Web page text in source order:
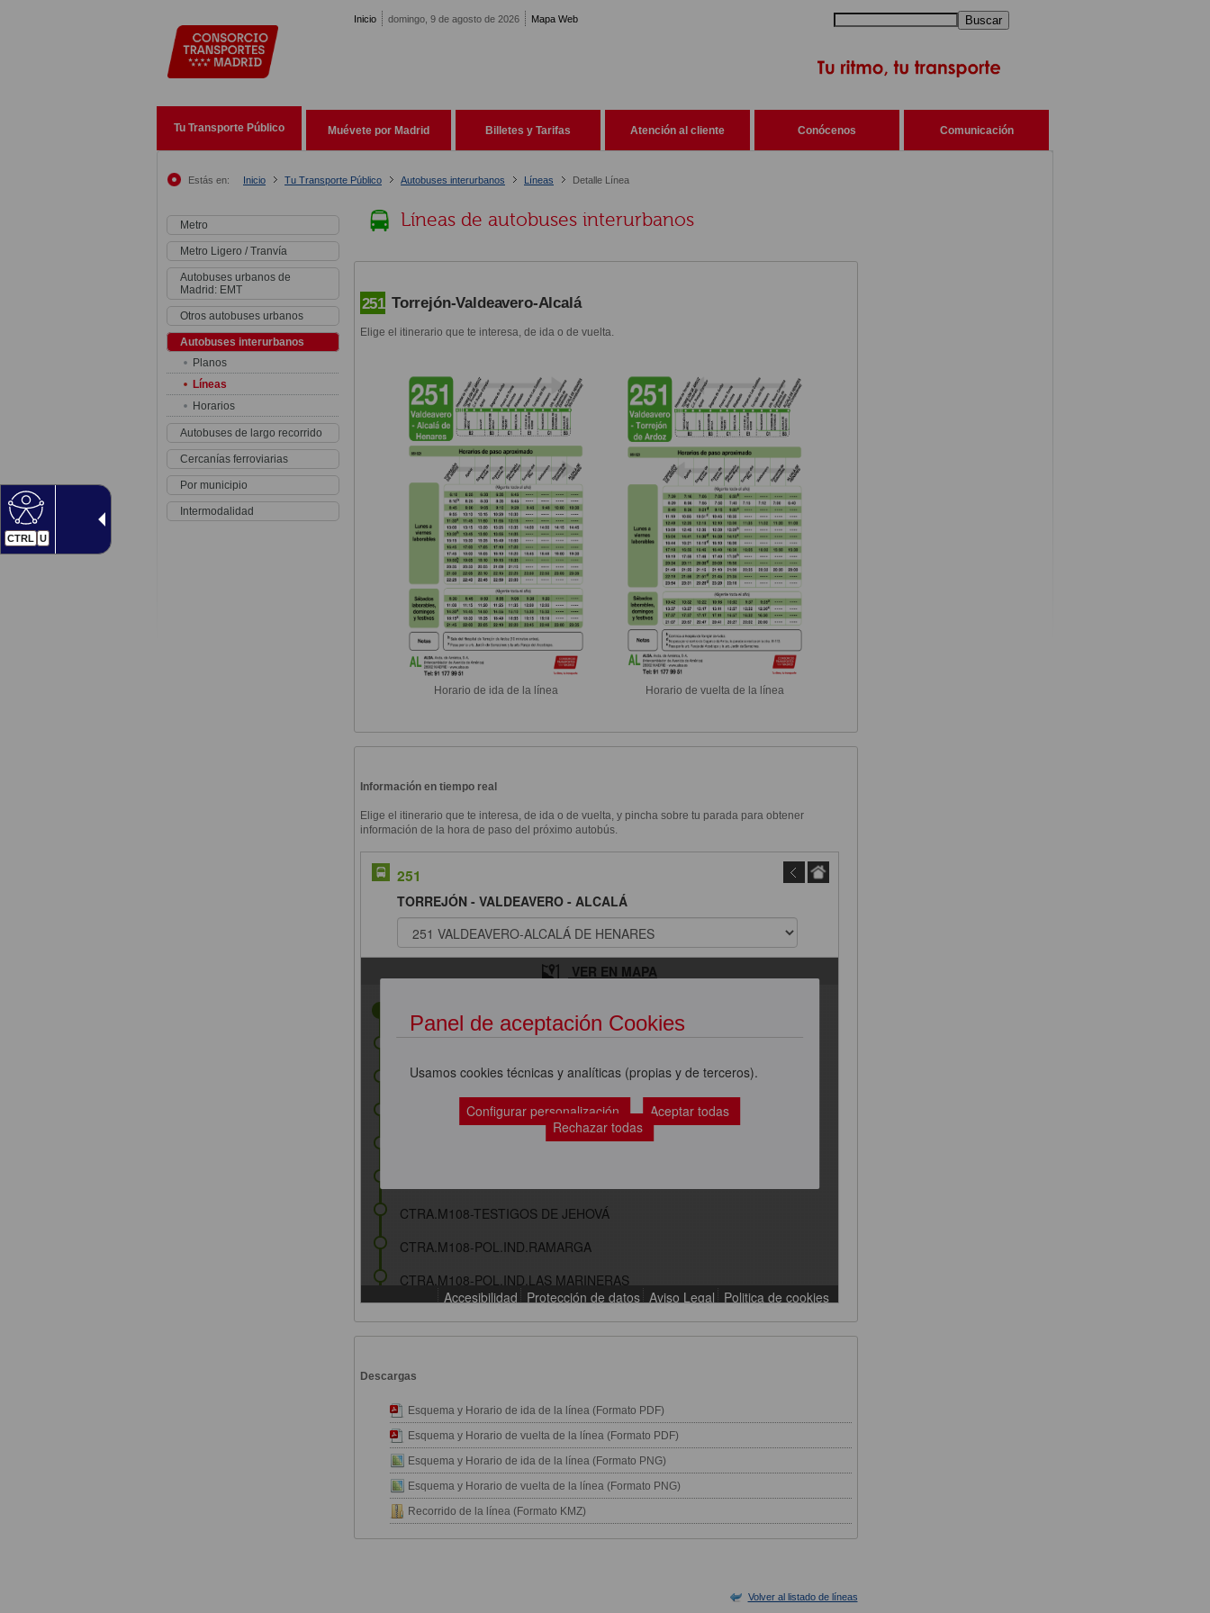
CTRL U
Inicio domingo, 9 de agosto de 2026 Mapa Web Buscar
Tu Transporte Público Muévete por Madrid Billetes y Tarifas Atención al cliente Conócenos Comunicación
Estás en: Inicio Tu Transporte Público Autobuses interurbanos Líneas Detalle Línea
Metro
Metro Ligero / Tranvía
Autobuses urbanos de
Madrid: EMT
Otros autobuses urbanos
Autobuses interurbanos
Planos
Líneas
Horarios
Autobuses de largo recorrido
Cercanías ferroviarias
Por municipio
Intermodalidad
Líneas de autobuses interurbanos
251 Torrejón-Valdeavero-Alcalá
Elige el itinerario que te interesa, de ida o de vuelta.
Horario de ida de la línea Horario de vuelta de la línea
Información en tiempo real
Elige el itinerario que te interesa, de ida o de vuelta, y pincha sobre tu parada para obtener
información de la hora de paso del próximo autobús.
Descargas
Esquema y Horario de ida de la línea (Formato PDF)
Esquema y Horario de vuelta de la línea (Formato PDF)
Esquema y Horario de ida de la línea (Formato PNG)
Esquema y Horario de vuelta de la línea (Formato PNG)
Recorrido de la línea (Formato KMZ)
Volver al listado de líneas